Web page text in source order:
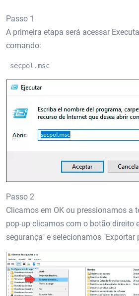
Passo 1
A primeira etapa será acessar
comando:
secpol.msc
Passo 2
Clicamos em OK ou pressionamos a
pop-up clicamos com o botão direito
segurança" e selecionamos "Exportar